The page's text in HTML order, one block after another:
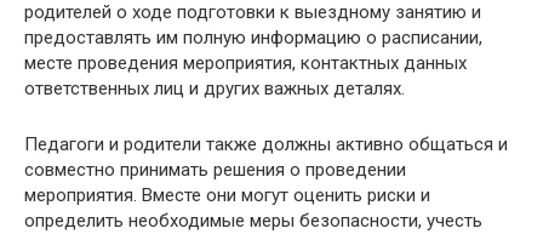
родителей о ходе подготовки к выездному занятию и
предоставлять им полную информацию о расписании,
месте проведения мероприятия, контактных данных
ответственных лиц и других важных деталях.
Педагоги и родители также должны активно общаться и
совместно принимать решения о проведении
мероприятия. Вместе они могут оценить риски и
определить необходимые меры безопасности, учесть